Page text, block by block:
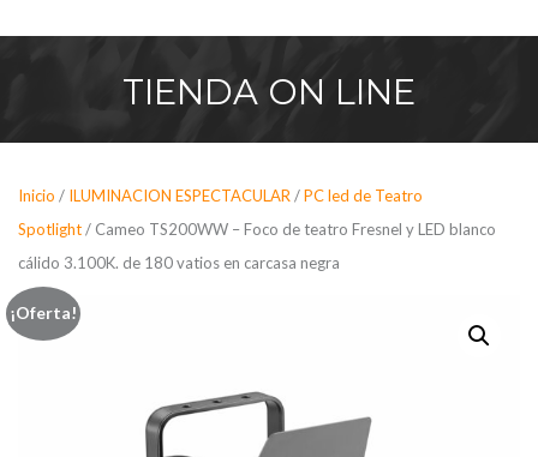
TIENDA ON LINE
Inicio / ILUMINACION ESPECTACULAR /PC led de Teatro
Spotlight/ Cameo TS200WW – Foco de teatro Fresnel y LED blanco
cálido 3.100K. de 180 vatios en carcasa negra
¡Oferta!